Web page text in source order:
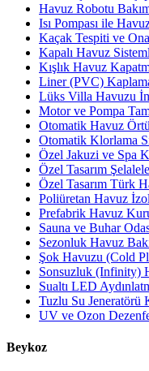
Havuz Robotu
Isı Pompası ile
Kaçak Tespiti ve
Kapalı Havuz
Kışlık Havuz
Liner (PVC)
Lüks Villa Havuzu
Motor ve Pompa
Otomatik Havuz
Otomatik Klorlama
Özel Jakuzi ve Spa
Özel Tasarım
Özel Tasarım Türk
Poliüretan Havuz
Prefabrik Havuz
Sauna ve Buhar
Sezonluk Havuz
Şok Havuzu (Cold
Sonsuzluk (Infinity)
Sualtı LED
Tuzlu Su Jeneratörü
UV ve Ozon
Beykoz